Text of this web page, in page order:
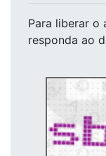
Para liberar o
responda ao